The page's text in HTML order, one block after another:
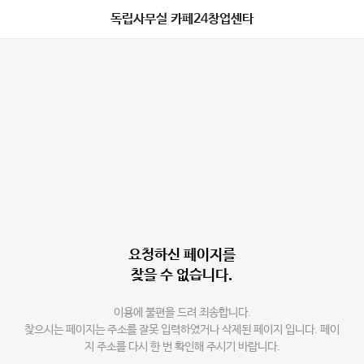
독립사무실 카페24창업센타
요청하신 페이지를
찾을 수 없습니다.
이용에 불편을 드려 죄송합니다.
찾으시는 페이지는 주소를 잘못 입력하였거나 삭제된 페이지 입니다. 페이
지 주소를 다시 한 번 확인해 주시기 바랍니다.